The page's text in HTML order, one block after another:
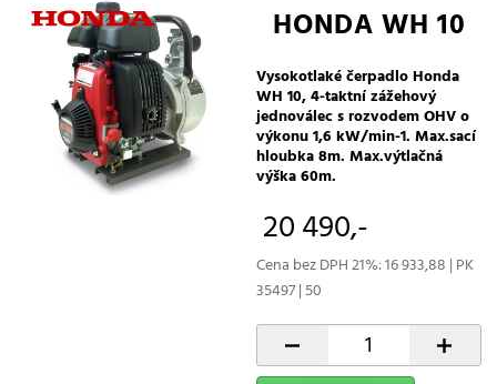
HONDA WH 10
Vysokotlaké čerpadlo Honda
WH 10, 4-taktní zážehový
jednoválec s rozvodem OHV o
výkonu 1,6 kW/min-1. Max.sací
hloubka 8m. Max.výtlačná
výška 60m.
20 490,-
Cena bez DPH 21%: 16 933,88 | PK
35497 | 50
- +